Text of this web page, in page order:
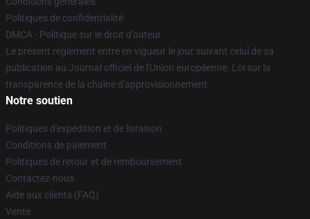
Politiques de confidentialité
DMCA - Politique sur le droit d'auteur
Le présent règlement entre en vigueur le jour suivant celui de sa
publication au Journal officiel de l'Union européenne. Loi sur la
transparence de la chaîne d'approvisionnement
Notre soutien
Politiques d'expédition et de livraison
Conditions de paiement
Politiques de retour et de remboursement
Contactez-nous
Aide aux clients (FAQ)
Vente